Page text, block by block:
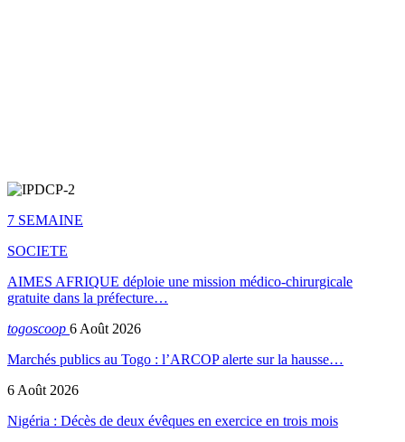
7 SEMAINE
SOCIETE
AIMES AFRIQUE déploie une mission médico-chirurgicale
gratuite dans la préfecture…
togoscoop 6 Août 2026
Marchés publics au Togo : l’ARCOP alerte sur la hausse…
6 Août 2026
Nigéria : Décès de deux évêques en exercice en trois mois